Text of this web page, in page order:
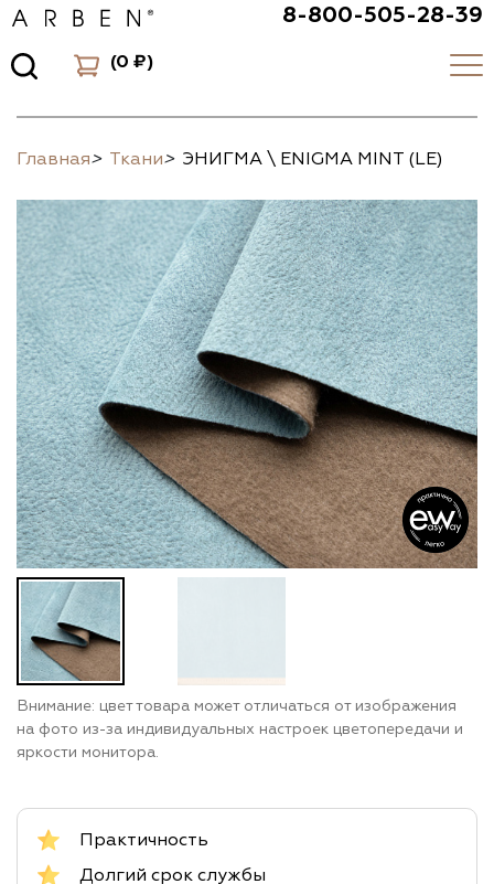
8-800-505-28-39
(0 ₽)
Главная> Ткани> ЭНИГМА \ ENIGMA MINT (LE)
Внимание: цвет товара может отличаться от изображения
на фото из-за индивидуальных настроек цветопередачи и
яркости монитора.
Практичность
Долгий срок службы